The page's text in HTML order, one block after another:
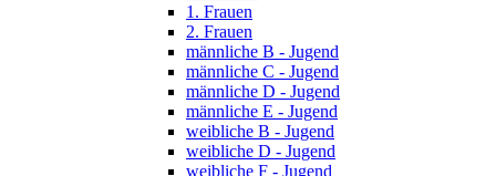
1. Frauen
2. Frauen
männliche B - Jugend
männliche C - Jugend
männliche D - Jugend
männliche E - Jugend
weibliche B - Jugend
weibliche D - Jugend
weibliche F - Jugend